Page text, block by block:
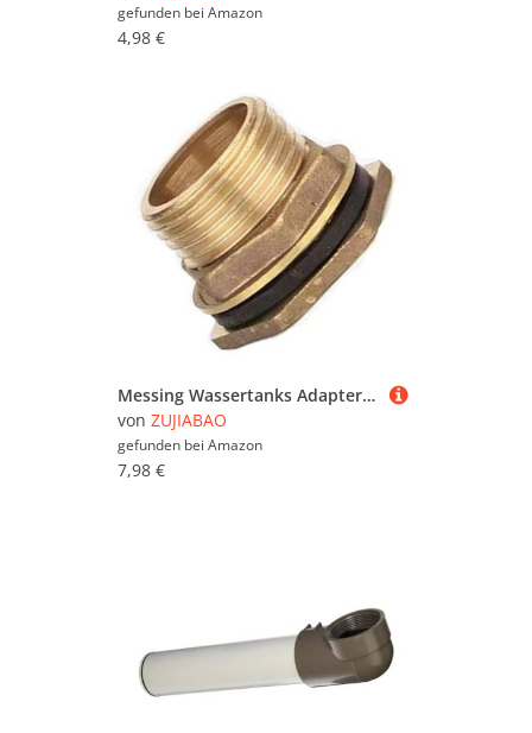
gefunden bei Amazon
4,98 €
Messing Wassertanks Adapter mit Gewindeanschluss für Behälter Regentonnen Waschmaschine Wasserhahn Anschluss Tankanschluss Armaturen
von ZUJIABAO
gefunden bei Amazon
7,98 €